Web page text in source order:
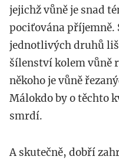
jejichž vůně je snad
pociťována příjemně.
jednotlivých druhů
šílenství kolem vůně
někoho je vůně
Málokdo by o těchto
smrdí.
A skutečně, dobří